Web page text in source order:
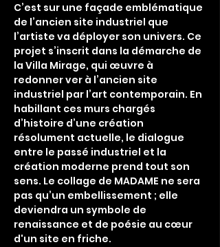
C’est sur une façade emblématique
de l’ancien site industriel que
l’artiste va déployer son univers. Ce
projet s’inscrit dans la démarche de
la Villa Mirage, qui œuvre à
redonner ver à l’ancien site
industriel par l’art contemporain. En
habillant ces murs chargés
d’histoire d’une création
résolument actuelle, le dialogue
entre le passé industriel et la
création moderne prend tout son
sens. Le collage de MADAME ne sera
pas qu’un embellissement ; elle
deviendra un symbole de
renaissance et de poésie au cœur
d'un site en friche.